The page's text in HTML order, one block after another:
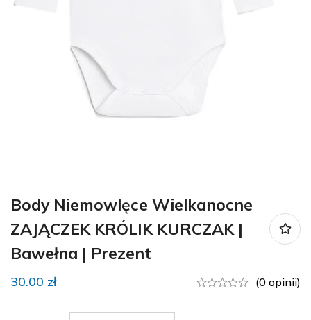
Body Niemowlęce Wielkanocne
ZAJĄCZEK KRÓLIK KURCZAK |
Bawełna | Prezent
30.00 zł (0 opinii)